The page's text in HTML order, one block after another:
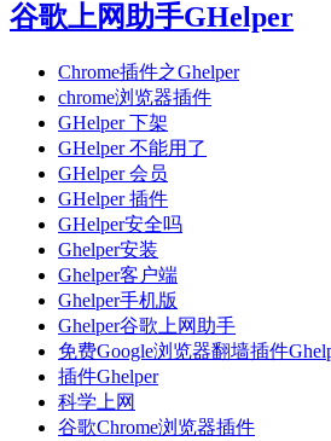
谷歌上网助手GHelper
Chrome插件之Ghelper
chrome浏览器插件
GHelper 下架
GHelper 不能用了
GHelper 会员
GHelper 插件
GHelper安全吗
Ghelper安装
Ghelper客户端
Ghelper手机版
Ghelper谷歌上网助手
免费Google浏览器翻墙插件
插件Ghelper
科学上网
谷歌Chrome浏览器插件